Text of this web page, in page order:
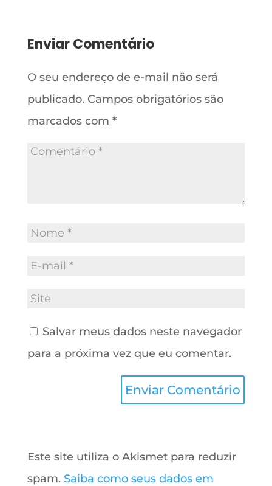
Enviar Comentário
O seu endereço de e-mail não será
publicado. Campos obrigatórios são
marcados com *
Salvar meus dados neste navegador
para a próxima vez que eu comentar.
Este site utiliza o Akismet para reduzir
spam. Saiba como seus dados em